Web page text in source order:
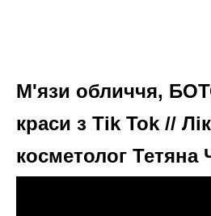
М'язи обличчя,
краси з Tik Tok //
косметолог